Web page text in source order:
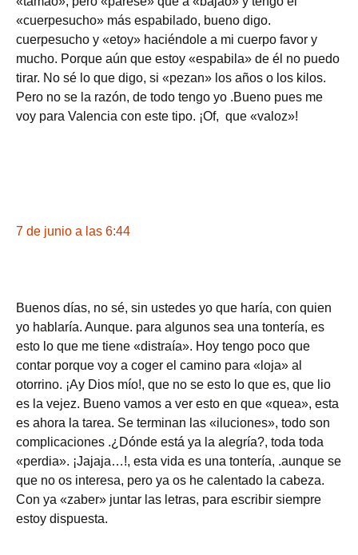
«cuerpesucho» más espabilado, bueno digo.
cuerpesucho y «etoy» haciéndole a mi cuerpo favor y
mucho. Porque aún que estoy «espabila» de él no puedo
tirar. No sé lo que digo, si «pezan» los años o los kilos.
Pero no se la razón, de todo tengo yo .Bueno pues me
voy para Valencia con este tipo. ¡Of, que «valoz»!
7 de junio a las 6:44
Buenos días, no sé, sin ustedes yo que haría, con quien
yo hablaría. Aunque. para algunos sea una tontería, es
esto lo que me tiene «distraía». Hoy tengo poco que
contar porque voy a coger el camino para «loja» al
otorrino. ¡Ay Dios mío!, que no se esto lo que es, que lio
es la vejez. Bueno vamos a ver esto en que «quea», esta
es ahora la tarea. Se terminan las «iluciones», todo son
complicaciones .¿Dónde está ya la alegría?, toda toda
«perdia». ¡Jajaja…!, esta vida es una tontería, .aunque se
que no os interesa, pero ya os he calentado la cabeza.
Con ya «zaber» juntar las letras, para escribir siempre
estoy dispuesta.